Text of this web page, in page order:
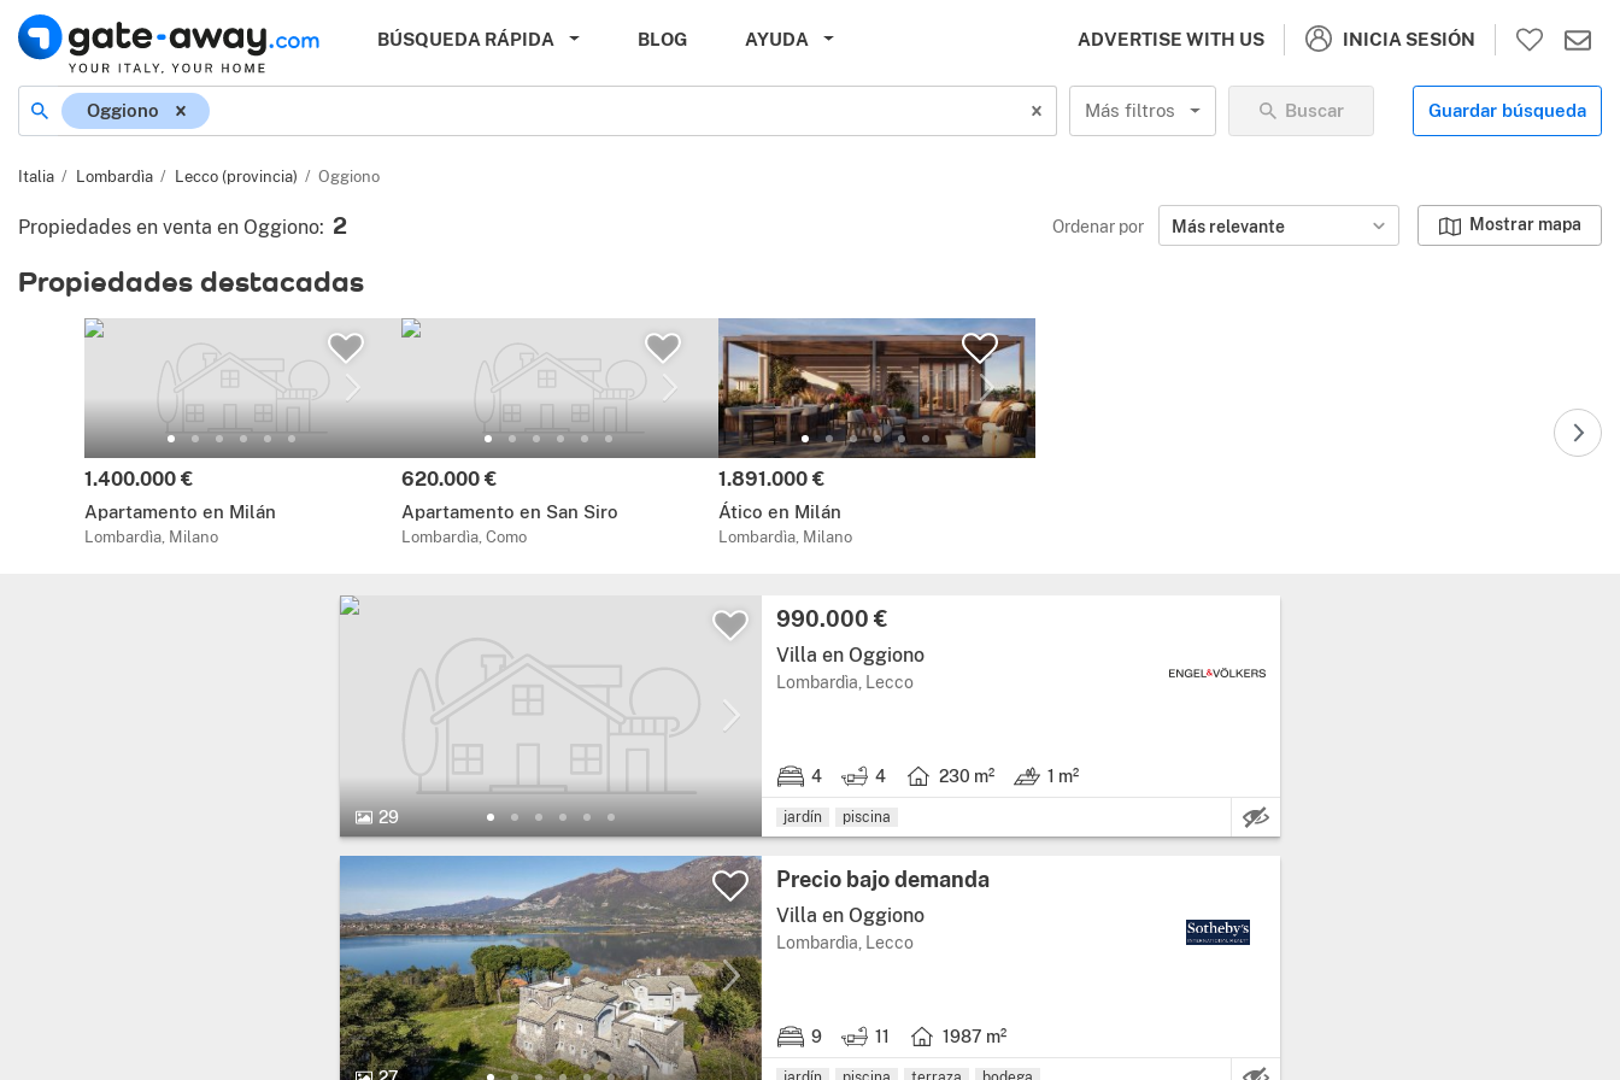
BÚSQUEDA RÁPIDA BLOG AYUDA ADVERTISE WITH US INICIA SESIÓN
Ubicación
Oggiono Más filtros Buscar Guardar búsqueda
Italia Lombardìa Lecco (provincia) Oggiono
Propiedades en venta en Oggiono: 2 Ordenar por Más relevante Mostrar mapa
Propiedades destacadas
Precio:
1.400.000 €
Apartamento en Milán
Lombardìa, Milano
Precio:
620.000 €
Apartamento en San Siro
Lombardìa, Como
Precio:
1.891.000 €
Ático en Milán
Lombardìa, Milano
29
29 Fotos.
Precio:
990.000 €
Villa en Oggiono
Lombardìa, LeccoRegión: Lombardìa, provincia: Lecco.
4
4 habitaciones.
4
4 baños. 230 m²
Superficie útil: 230 metros cuadrados.
1 m²
Terreno: 1 m².
jardín piscina
Precio:
Precio bajo demanda
Villa en Oggiono
Lombardìa, LeccoRegión: Lombardìa, provincia: Lecco.
9
9 habitaciones.
11
11 baños. 1987 m²
Superficie útil: 1987 metros cuadrados.